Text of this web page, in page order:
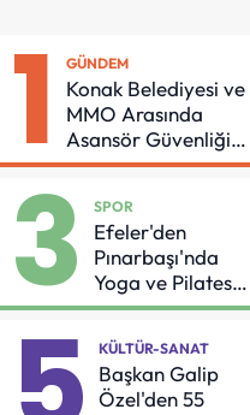
1 GÜNDEM
Konak Belediyesi ve
MMO Arasında
Asansör Güvenliği
İçin Önemli Protokol
3 SPOR
Efeler'den
Pınarbaşı'nda
Yoga ve Pilates
Buluşması
KÜLTÜR-SANAT
Başkan Galip
Özel'den 55